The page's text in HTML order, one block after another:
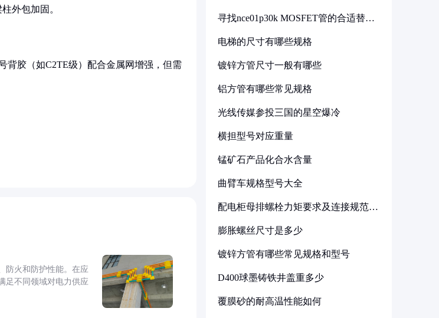
外包加固。
背胶（如C2TE级）配合金属网增强，但需
防火和防护性能。在应
足不同领域对电力供应
寻找nce01p30k MOSFET管的合适替代
电梯的尺寸有哪些规格
镀锌方管尺寸一般有哪些
铝方管有哪些常见规格
光线传媒参投三国的星空爆冷
横担型号对应重量
锰矿石产品化合水含量
曲臂车规格型号大全
配电柜母排螺栓力矩要求及连接规范详
膨胀螺丝尺寸是多少
镀锌方管有哪些常见规格和型号
D400球墨铸铁井盖重多少
覆膜砂的耐高温性能如何